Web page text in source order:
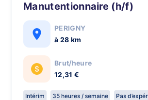
Manutentionnaire (h/f)
PERIGNY
à 28 km
Brut/heure
12,31 €
Intérim 35 heures / semaine Pas